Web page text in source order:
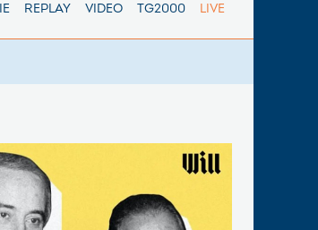
REPLAY VIDEO TG2000 LIVE